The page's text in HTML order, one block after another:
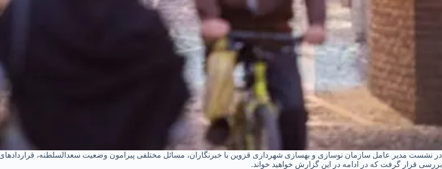
در نشست مدیر عامل سازمان نوسازی و بهسازی شهرداری قزوین با خبرنگاران، مسائل مختلفی پیرامون وضعیت سعدالسلطنه،
بررسی قرار گرفت که در ادامه در این گزارش خواهید خواند.